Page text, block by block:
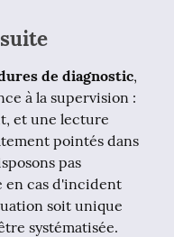
de diagnostic,
à la supervision :
et une lecture
pointés dans
pas
en cas d'incident
soit unique
systématisée.